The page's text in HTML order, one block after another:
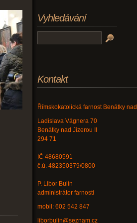
Vyhledávání
Kontakt
Římskokatolická farnost Benátky
Ladislava Vágnera 70
Benátky nad Jizerou II
294 71
IČ 48680591
č.ú. 482350379/0800
P. Libor Bulín
administrátor farnosti
mobil: 602 542 847
liborbulin@seznam.cz